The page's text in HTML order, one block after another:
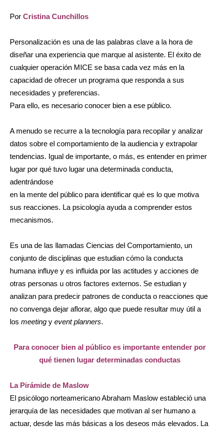
Por Cristina Cunchillos
Personalización es una de las palabras clave a la hora de
diseñar una experiencia que marque al asistente. El éxito de
cualquier operación MICE se basa cada vez más en la
capacidad de ofrecer un programa que responda a sus
necesidades y preferencias.
Para ello, es necesario conocer bien a ese público.
A menudo se recurre a la tecnología para recopilar y analizar
datos sobre el comportamiento de la audiencia y extrapolar
tendencias. Igual de importante, o más, es entender en primer
lugar por qué tuvo lugar una determinada conducta,
adentrándose
en la mente del público para identificar qué es lo que motiva
sus reacciones. La psicología ayuda a comprender estos
mecanismos.
Es una de las llamadas Ciencias del Comportamiento, un
conjunto de disciplinas que estudian cómo la conducta
humana influye y es influida por las actitudes y acciones de
otras personas u otros factores externos. Se estudian y
analizan para predecir patrones de conducta o reacciones que
no convenga dejar aflorar, algo que puede resultar muy útil a
los meeting y event planners.
Para conocer bien al público es importante entender por
qué tienen lugar determinadas conductas
La Pirámide de Maslow
El psicólogo norteamericano Abraham Maslow estableció una
jerarquía de las necesidades que motivan al ser humano a
actuar, desde las más básicas a los deseos más elevados. La